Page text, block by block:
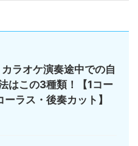
カラオケ演奏途中での自
はこの3種類！【1コー
ラス・後奏カット】